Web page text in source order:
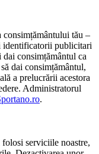
tău –
identificatorii publicitari
consimțământul ca
dai consimțământul,
a prelucrării acestora
Administratorul
.
serviciile noastre,